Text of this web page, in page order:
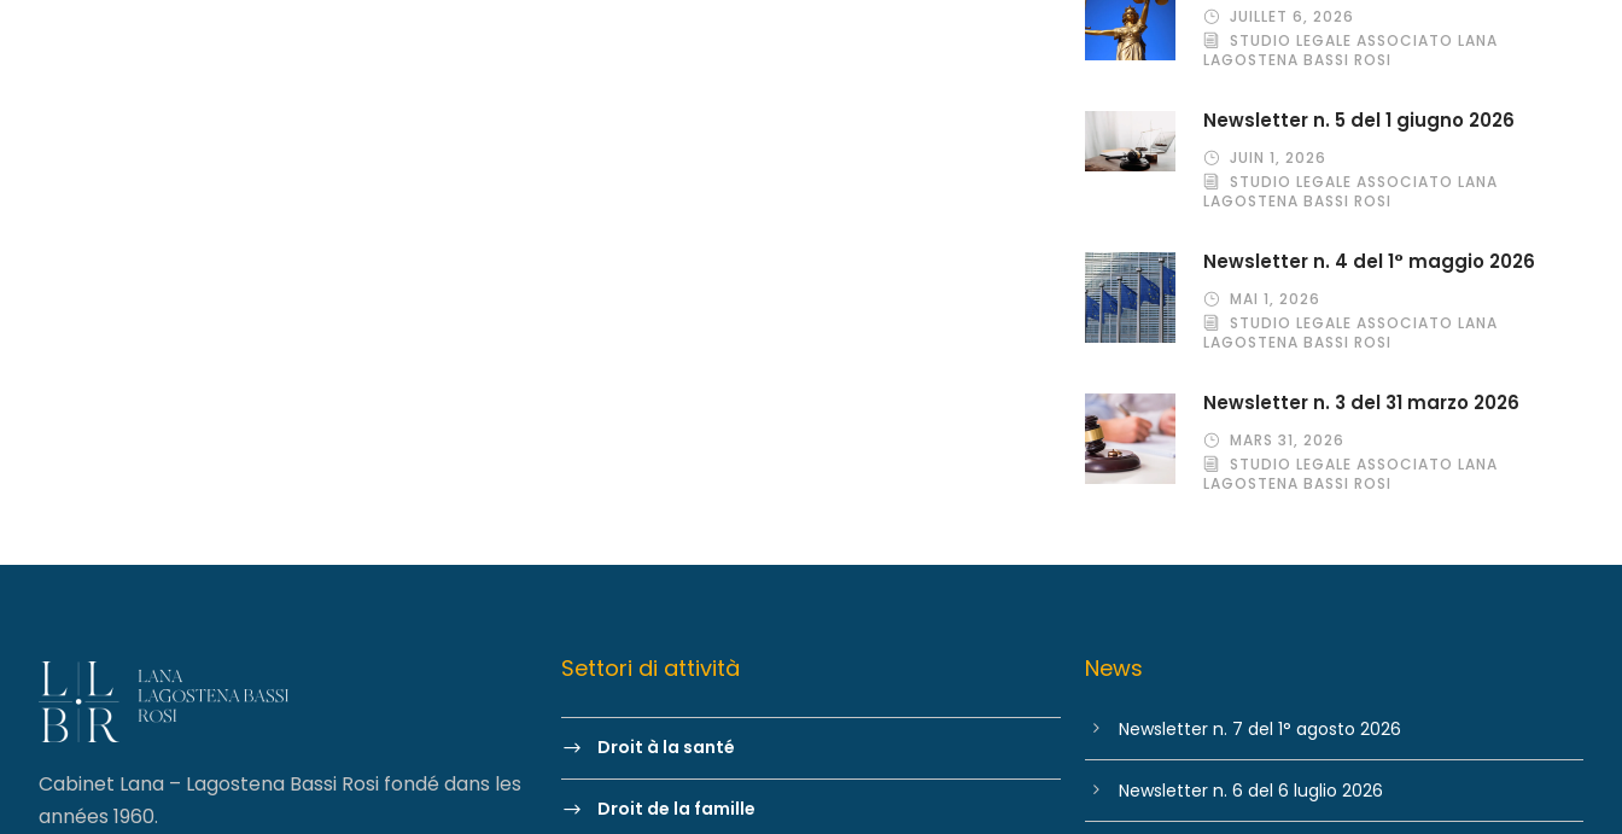
JUILLET 6, 2026
STUDIO LEGALE ASSOCIATO LANA
LAGOSTENA BASSI ROSI
Newsletter n. 5 del 1 giugno 2026
JUIN 1, 2026
STUDIO LEGALE ASSOCIATO LANA
LAGOSTENA BASSI ROSI
Newsletter n. 4 del 1° maggio 2026
MAI 1, 2026
STUDIO LEGALE ASSOCIATO LANA
LAGOSTENA BASSI ROSI
Newsletter n. 3 del 31 marzo 2026
MARS 31, 2026
STUDIO LEGALE ASSOCIATO LANA
LAGOSTENA BASSI ROSI
Cabinet Lana – Lagostena Bassi Rosi fondé dans les
années 1960.
Settori di attività
Droit à la santé
Droit de la famille
News
Newsletter n. 7 del 1° agosto 2026
Newsletter n. 6 del 6 luglio 2026